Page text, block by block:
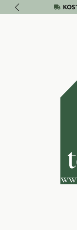
Zum Hauptinhalt